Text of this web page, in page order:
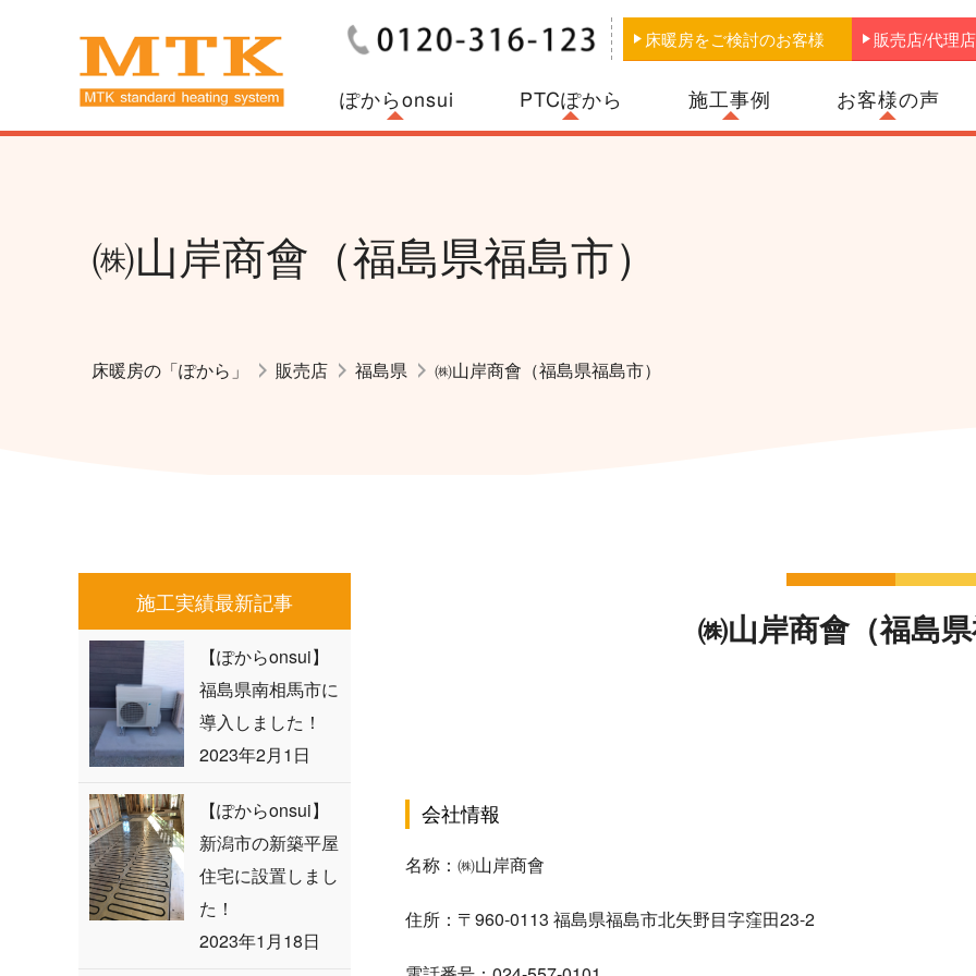
床暖房をご検討のお客様 販売店/代理
ぽからonsui PTCぽから 施工事例 お客様の声
㈱山岸商會（福島県福島市）
床暖房の「ぽから」 販売店 福島県 ㈱山岸商會（福島県福島市）
㈱山岸商會（福島
会社情報
名称：㈱山岸商會
住所：〒960-0113 福島県福島市北矢野目字窪田23-2
施工実績最新記事
【ぽからonsui】
福島県南相馬市に
導入しました！
2023年2月1日
【ぽからonsui】
新潟市の新築平屋
住宅に設置しまし
た！
2023年1月18日